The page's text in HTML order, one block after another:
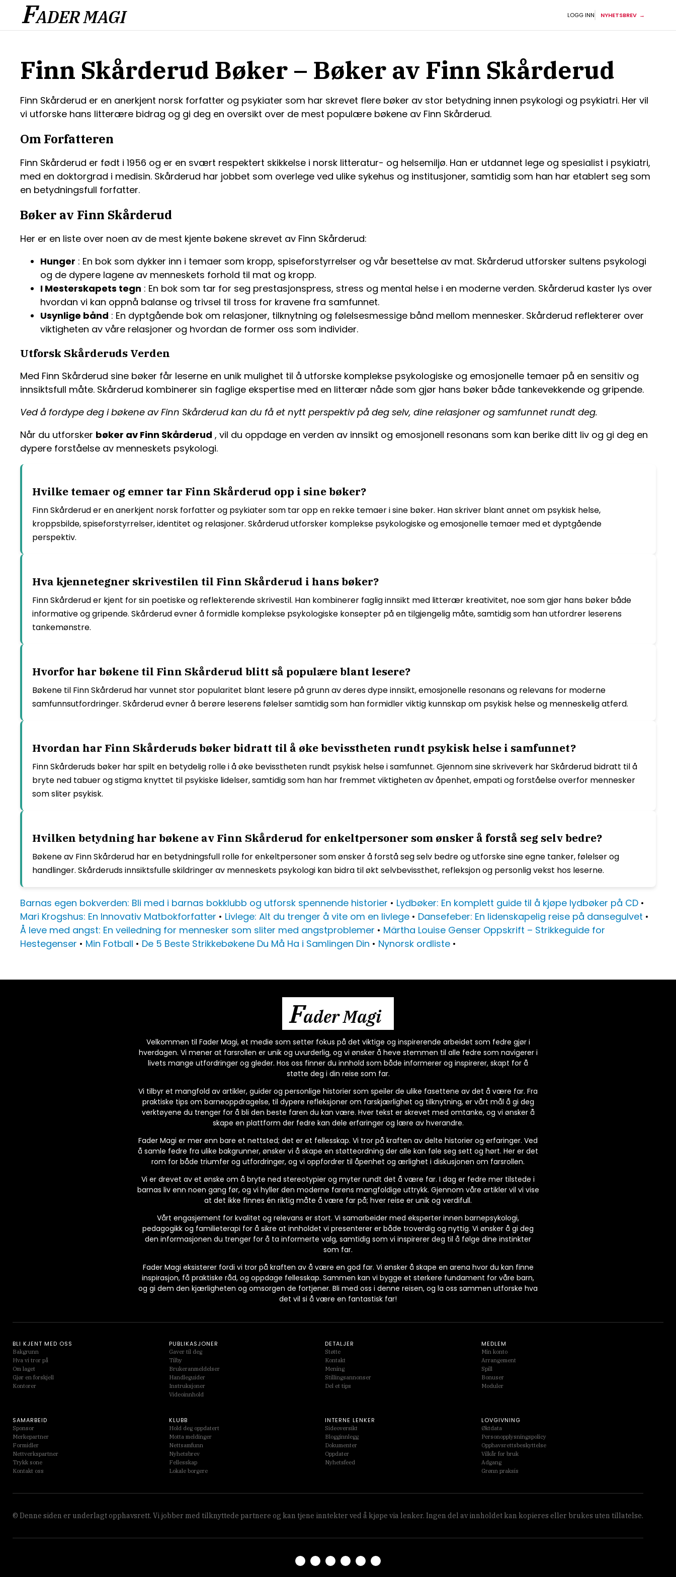
FADER MAGI LOGG INN NYHETSBREV
Finn Skårderud Bøker – Bøker av Finn Skårderud
Finn Skårderud er en anerkjent norsk forfatter og psykiater som har skrevet flere bøker av stor betydning innen psykologi og psykiatri. Her vil
vi utforske hans litterære bidrag og gi deg en oversikt over de mest populære bøkene av Finn Skårderud.
Om Forfatteren
Finn Skårderud er født i 1956 og er en svært respektert skikkelse i norsk litteratur- og helsemiljø. Han er utdannet lege og spesialist i psykiatri,
med en doktorgrad i medisin. Skårderud har jobbet som overlege ved ulike sykehus og institusjoner, samtidig som han har etablert seg som
en betydningsfull forfatter.
Bøker av Finn Skårderud
Her er en liste over noen av de mest kjente bøkene skrevet av Finn Skårderud:
Hunger : En bok som dykker inn i temaer som kropp, spiseforstyrrelser og vår besettelse av mat. Skårderud utforsker sultens psykologi
og de dypere lagene av menneskets forhold til mat og kropp.
I Mesterskapets tegn : En bok som tar for seg prestasjonspress, stress og mental helse i en moderne verden. Skårderud kaster lys over
hvordan vi kan oppnå balanse og trivsel til tross for kravene fra samfunnet.
Usynlige bånd : En dyptgående bok om relasjoner, tilknytning og følelsesmessige bånd mellom mennesker. Skårderud reflekterer over
viktigheten av våre relasjoner og hvordan de former oss som individer.
Utforsk Skårderuds Verden
Med Finn Skårderud sine bøker får leserne en unik mulighet til å utforske komplekse psykologiske og emosjonelle temaer på en sensitiv og
innsiktsfull måte. Skårderud kombinerer sin faglige ekspertise med en litterær nåde som gjør hans bøker både tankevekkende og gripende.
Ved å fordype deg i bøkene av Finn Skårderud kan du få et nytt perspektiv på deg selv, dine relasjoner og samfunnet rundt deg.
Når du utforsker bøker av Finn Skårderud , vil du oppdage en verden av innsikt og emosjonell resonans som kan berike ditt liv og gi deg en
dypere forståelse av menneskets psykologi.
Hvilke temaer og emner tar Finn Skårderud opp i sine bøker?
Finn Skårderud er en anerkjent norsk forfatter og psykiater som tar opp en rekke temaer i sine bøker. Han skriver blant annet om psykisk helse,
kroppsbilde, spiseforstyrrelser, identitet og relasjoner. Skårderud utforsker komplekse psykologiske og emosjonelle temaer med et dyptgående
perspektiv.
Hva kjennetegner skrivestilen til Finn Skårderud i hans bøker?
Finn Skårderud er kjent for sin poetiske og reflekterende skrivestil. Han kombinerer faglig innsikt med litterær kreativitet, noe som gjør hans bøker både
informative og gripende. Skårderud evner å formidle komplekse psykologiske konsepter på en tilgjengelig måte, samtidig som han utfordrer leserens
tankemønstre.
Hvorfor har bøkene til Finn Skårderud blitt så populære blant lesere?
Bøkene til Finn Skårderud har vunnet stor popularitet blant lesere på grunn av deres dype innsikt, emosjonelle resonans og relevans for moderne
samfunnsutfordringer. Skårderud evner å berøre leserens følelser samtidig som han formidler viktig kunnskap om psykisk helse og menneskelig atferd.
Hvordan har Finn Skårderuds bøker bidratt til å øke bevisstheten rundt psykisk helse i samfunnet?
Finn Skårderuds bøker har spilt en betydelig rolle i å øke bevisstheten rundt psykisk helse i samfunnet. Gjennom sine skriveverk har Skårderud bidratt til å
bryte ned tabuer og stigma knyttet til psykiske lidelser, samtidig som han har fremmet viktigheten av åpenhet, empati og forståelse overfor mennesker
som sliter psykisk.
Hvilken betydning har bøkene av Finn Skårderud for enkeltpersoner som ønsker å forstå seg selv bedre?
Bøkene av Finn Skårderud har en betydningsfull rolle for enkeltpersoner som ønsker å forstå seg selv bedre og utforske sine egne tanker, følelser og
handlinger. Skårderuds innsiktsfulle skildringer av menneskets psykologi kan bidra til økt selvbevissthet, refleksjon og personlig vekst hos leserne.
Barnas egen bokverden: Bli med i barnas bokklubb og utforsk spennende historier • Lydbøker: En komplett guide til å kjøpe lydbøker på CD •
Mari Krogshus: En Innovativ Matbokforfatter • Livlege: Alt du trenger å vite om en livlege • Dansefeber: En lidenskapelig reise på dansegulvet •
Å leve med angst: En veiledning for mennesker som sliter med angstproblemer • Märtha Louise Genser Oppskrift – Strikkeguide for
Hestegenser • Min Fotball • De 5 Beste Strikkebøkene Du Må Ha i Samlingen Din • Nynorsk ordliste •
Fader Magi
Velkommen til Fader Magi, et medie som setter fokus på det viktige og inspirerende arbeidet som fedre gjør i
hverdagen. Vi mener at farsrollen er unik og uvurderlig, og vi ønsker å heve stemmen til alle fedre som navigerer i
livets mange utfordringer og gleder. Hos oss finner du innhold som både informerer og inspirerer, skapt for å
støtte deg i din reise som far.
Vi tilbyr et mangfold av artikler, guider og personlige historier som speiler de ulike fasettene av det å være far. Fra
praktiske tips om barneoppdragelse, til dypere refleksjoner om farskjærlighet og tilknytning, er vårt mål å gi deg
verktøyene du trenger for å bli den beste faren du kan være. Hver tekst er skrevet med omtanke, og vi ønsker å
skape en plattform der fedre kan dele erfaringer og lære av hverandre.
Fader Magi er mer enn bare et nettsted; det er et fellesskap. Vi tror på kraften av delte historier og erfaringer. Ved
å samle fedre fra ulike bakgrunner, ønsker vi å skape en støtteordning der alle kan føle seg sett og hørt. Her er det
rom for både triumfer og utfordringer, og vi oppfordrer til åpenhet og ærlighet i diskusjonen om farsrollen.
Vi er drevet av et ønske om å bryte ned stereotypier og myter rundt det å være far. I dag er fedre mer tilstede i
barnas liv enn noen gang før, og vi hyller den moderne farens mangfoldige uttrykk. Gjennom våre artikler vil vi vise
at det ikke finnes én riktig måte å være far på; hver reise er unik og verdifull.
Vårt engasjement for kvalitet og relevans er stort. Vi samarbeider med eksperter innen barnepsykologi,
pedagogikk og familieterapi for å sikre at innholdet vi presenterer er både troverdig og nyttig. Vi ønsker å gi deg
den informasjonen du trenger for å ta informerte valg, samtidig som vi inspirerer deg til å følge dine instinkter
som far.
Fader Magi eksisterer fordi vi tror på kraften av å være en god far. Vi ønsker å skape en arena hvor du kan finne
inspirasjon, få praktiske råd, og oppdage fellesskap. Sammen kan vi bygge et sterkere fundament for våre barn,
og gi dem den kjærligheten og omsorgen de fortjener. Bli med oss i denne reisen, og la oss sammen utforske hva
det vil si å være en fantastisk far!
© Denne siden er underlagt opphavsrett. Vi jobber med tilknyttede partnere og kan tjene inntekter ved å kjøpe via lenker. Ingen del av innholdet kan kopieres eller brukes uten tillatelse.
BLI KJENT MED OSS
Bakgrunn
Hva vi tror på
Om laget
Gjør en forskjell
Kontorer
PUBLIKASJONER
Gaver til deg
Tilby
Brukeranmeldelser
Handleguider
Instruksjoner
Videoinnhold
DETALJER
Støtte
Kontakt
Mening
Stillingsannonser
Del et tips
MEDLEM
Min konto
Arrangement
Spill
Bonuser
Moduler
SAMARBEID
Sponsor
Merkepartner
Formidler
Nettverkspartner
Trykk sone
Kontakt oss
KLUBB
Hold deg oppdatert
Motta meldinger
Nettsamfunn
Nyhetsbrev
Fellesskap
Lokale borgere
INTERNE LENKER
Sideoversikt
Blogginnlegg
Dokumenter
Oppdater
Nyhetsfeed
LOVGIVNING
Øktdata
Personopplysningspolicy
Opphavsrettsbeskyttelse
Vilkår for bruk
Adgang
Grønn praksis